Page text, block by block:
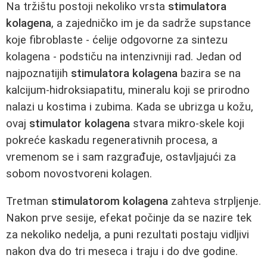
Na tržištu postoji nekoliko vrsta stimulatora
kolagena, a zajedničko im je da sadrže supstance
koje fibroblaste - ćelije odgovorne za sintezu
kolagena - podstiču na intenzivniji rad. Jedan od
najpoznatijih stimulatora kolagena bazira se na
kalcijum-hidroksiapatitu, mineralu koji se prirodno
nalazi u kostima i zubima. Kada se ubrizga u kožu,
ovaj stimulator kolagena stvara mikro-skele koji
pokreće kaskadu regenerativnih procesa, a
vremenom se i sam razgrađuje, ostavljajući za
sobom novostvoreni kolagen.
Tretman stimulatorom kolagena zahteva strpljenje.
Nakon prve sesije, efekat počinje da se nazire tek
za nekoliko nedelja, a puni rezultati postaju vidljivi
nakon dva do tri meseca i traju i do dve godine.